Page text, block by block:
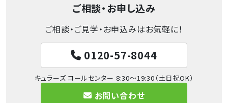
ご相談・お申し込み
ご相談・ご見学・お申込みはお気軽に！
0120-57-8044
キュラーズ コールセンター 8:30～19:30（土日祝OK）
お問い合わせ